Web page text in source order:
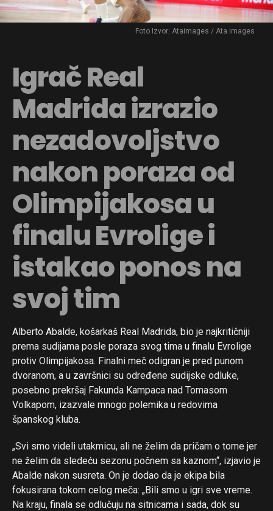
Foto Izvor: Ataimages / Ata images
Igrač Real
Madrida izrazio
nezadovoljstvo
nakon poraza od
Olimpijakosa u
finalu Evrolige i
istakao ponos na
svoj tim
Alberto Abalde, košarkaš Real Madrida, bio je najkritičniji
prema sudijama posle poraza svog tima u finalu Evrolige
protiv Olimpijakosa. Finalni meč odigran je pred punom
dvoranom, a u završnici su određene sudijske odluke,
posebno prekršaj Fakunda Kampaca nad Tomasom
Volkapom, izazvale mnogo polemika u redovima
španskog kluba.
„Svi smo videli utakmicu, ali ne želim da pričam o tome jer
ne želim da sledeću sezonu počnem sa kaznom“, izjavio je
Abalde nakon susreta. On je dodao da je ekipa bila
fokusirana tokom celog meča: „Bili smo u igri sve vreme.
Na kraju, finala se odlučuju na sitnicama i sada, dok su